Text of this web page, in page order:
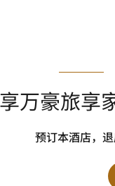
万豪旅享
预订本酒店，